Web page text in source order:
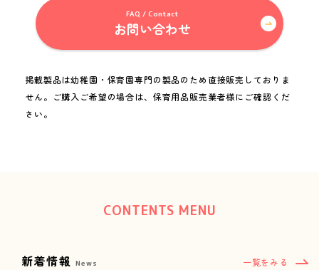
miki channel 1950_miki
FAQ / Contact
お問い合わせ
掲載製品は幼稚園・保育園専門の製品のため直接販売しておりま
せん。 ご購入ご希望の場合は、保育用品販売業者様にご確認くだ
さい。
CONTENTS MENU
新着情報 News 一覧をみる